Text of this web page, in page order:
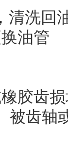
清洗
油管
胶齿
被齿轴